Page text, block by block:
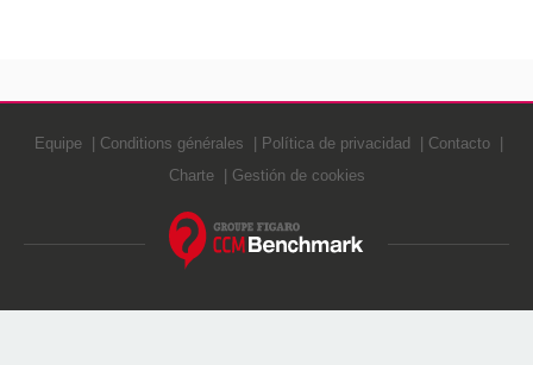
Equipe Conditions générales Política de privacidad
Contacto
Charte
Gestión de cookies